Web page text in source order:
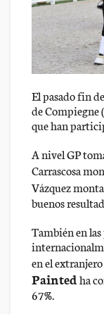
El pasado fin
de Compiegne
que han
A nivel GP
Carrascosa
Vázquez
buenos
También en
en el
Paintedha
67%.